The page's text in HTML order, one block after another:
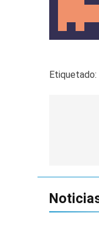
Etiquetado: